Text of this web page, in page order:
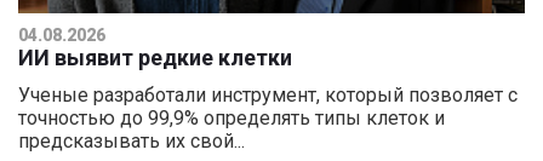
04.08.2026
ИИ выявит редкие клетки
Ученые разработали инструмент, который позволяет с
точностью до 99,9% определять типы клеток и
предсказывать их свой...